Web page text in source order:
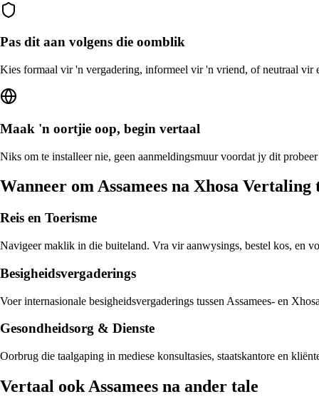
Pas dit aan volgens die oomblik
Kies formaal vir 'n vergadering, informeel vir 'n vriend, of neutraal vir
Maak 'n oortjie oop, begin vertaal
Niks om te installeer nie, geen aanmeldingsmuur voordat jy dit
Wanneer om Assamees na Xhosa
Reis en Toerisme
Navigeer maklik in die buiteland. Vra vir aanwysings, bestel kos, en
Besigheidsvergaderings
Voer internasionale besigheidsvergaderings tussen Assamees- en
Gesondheidsorg & Dienste
Oorbrug die taalgaping in mediese konsultasies, staatskantore en
Vertaal ook Assamees na ander tale